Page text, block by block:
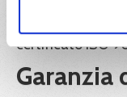
Hideea SRL, in
di
certificato ISO
Garanzia